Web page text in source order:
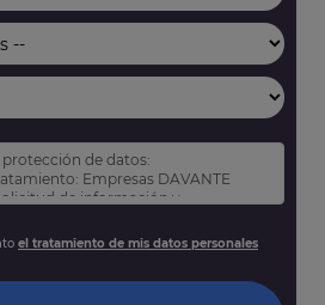
de datos:
Empresas DAVANTE
de información y
rectificar y suprimir sus datos,
tal y como se explica en nuestra
el tratamiento de mis datos personales